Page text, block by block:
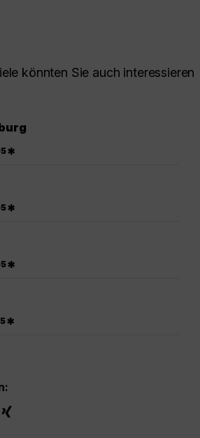
könnten Sie auch interessieren
*
*
*
*